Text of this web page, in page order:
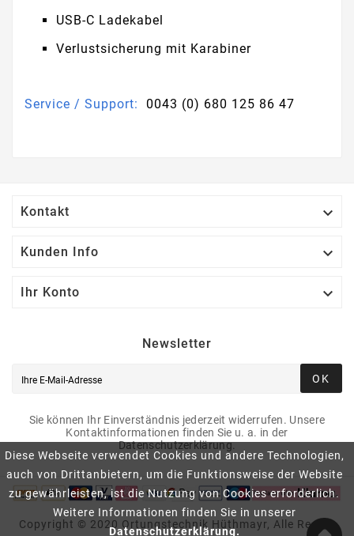
Diese Webseite verwendet Cookies und andere Technologien,
auch von Drittanbietern, um die Funktionsweise der Website
zu gewährleisten, ist die Nutzung von Cookies erforderlich.
Weitere Informationen finden Sie in unserer
Datenschutzerklärung.
USB-C Ladekabel
Verlustsicherung mit Karabiner
Service / Support: 0043 (0) 680 125 86 47
Kontakt 
Kunden Info 
Ihr Konto 
Newsletter
OK
Sie können Ihr Einverständnis jederzeit widerrufen. Unsere
Kontaktinformationen finden Sie u. a. in der
Datenschutzerklärung.
Copyright © 2020 Ortungstechnik Hüthmayr, Alle Rechte